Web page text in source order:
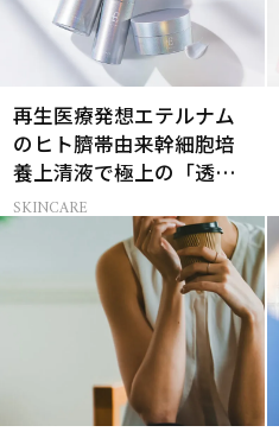
再生医療発想エテルナム
のヒト臍帯由来幹細胞培
養上清液で極上の「透明
感ハリ肌」へ
SKINCARE